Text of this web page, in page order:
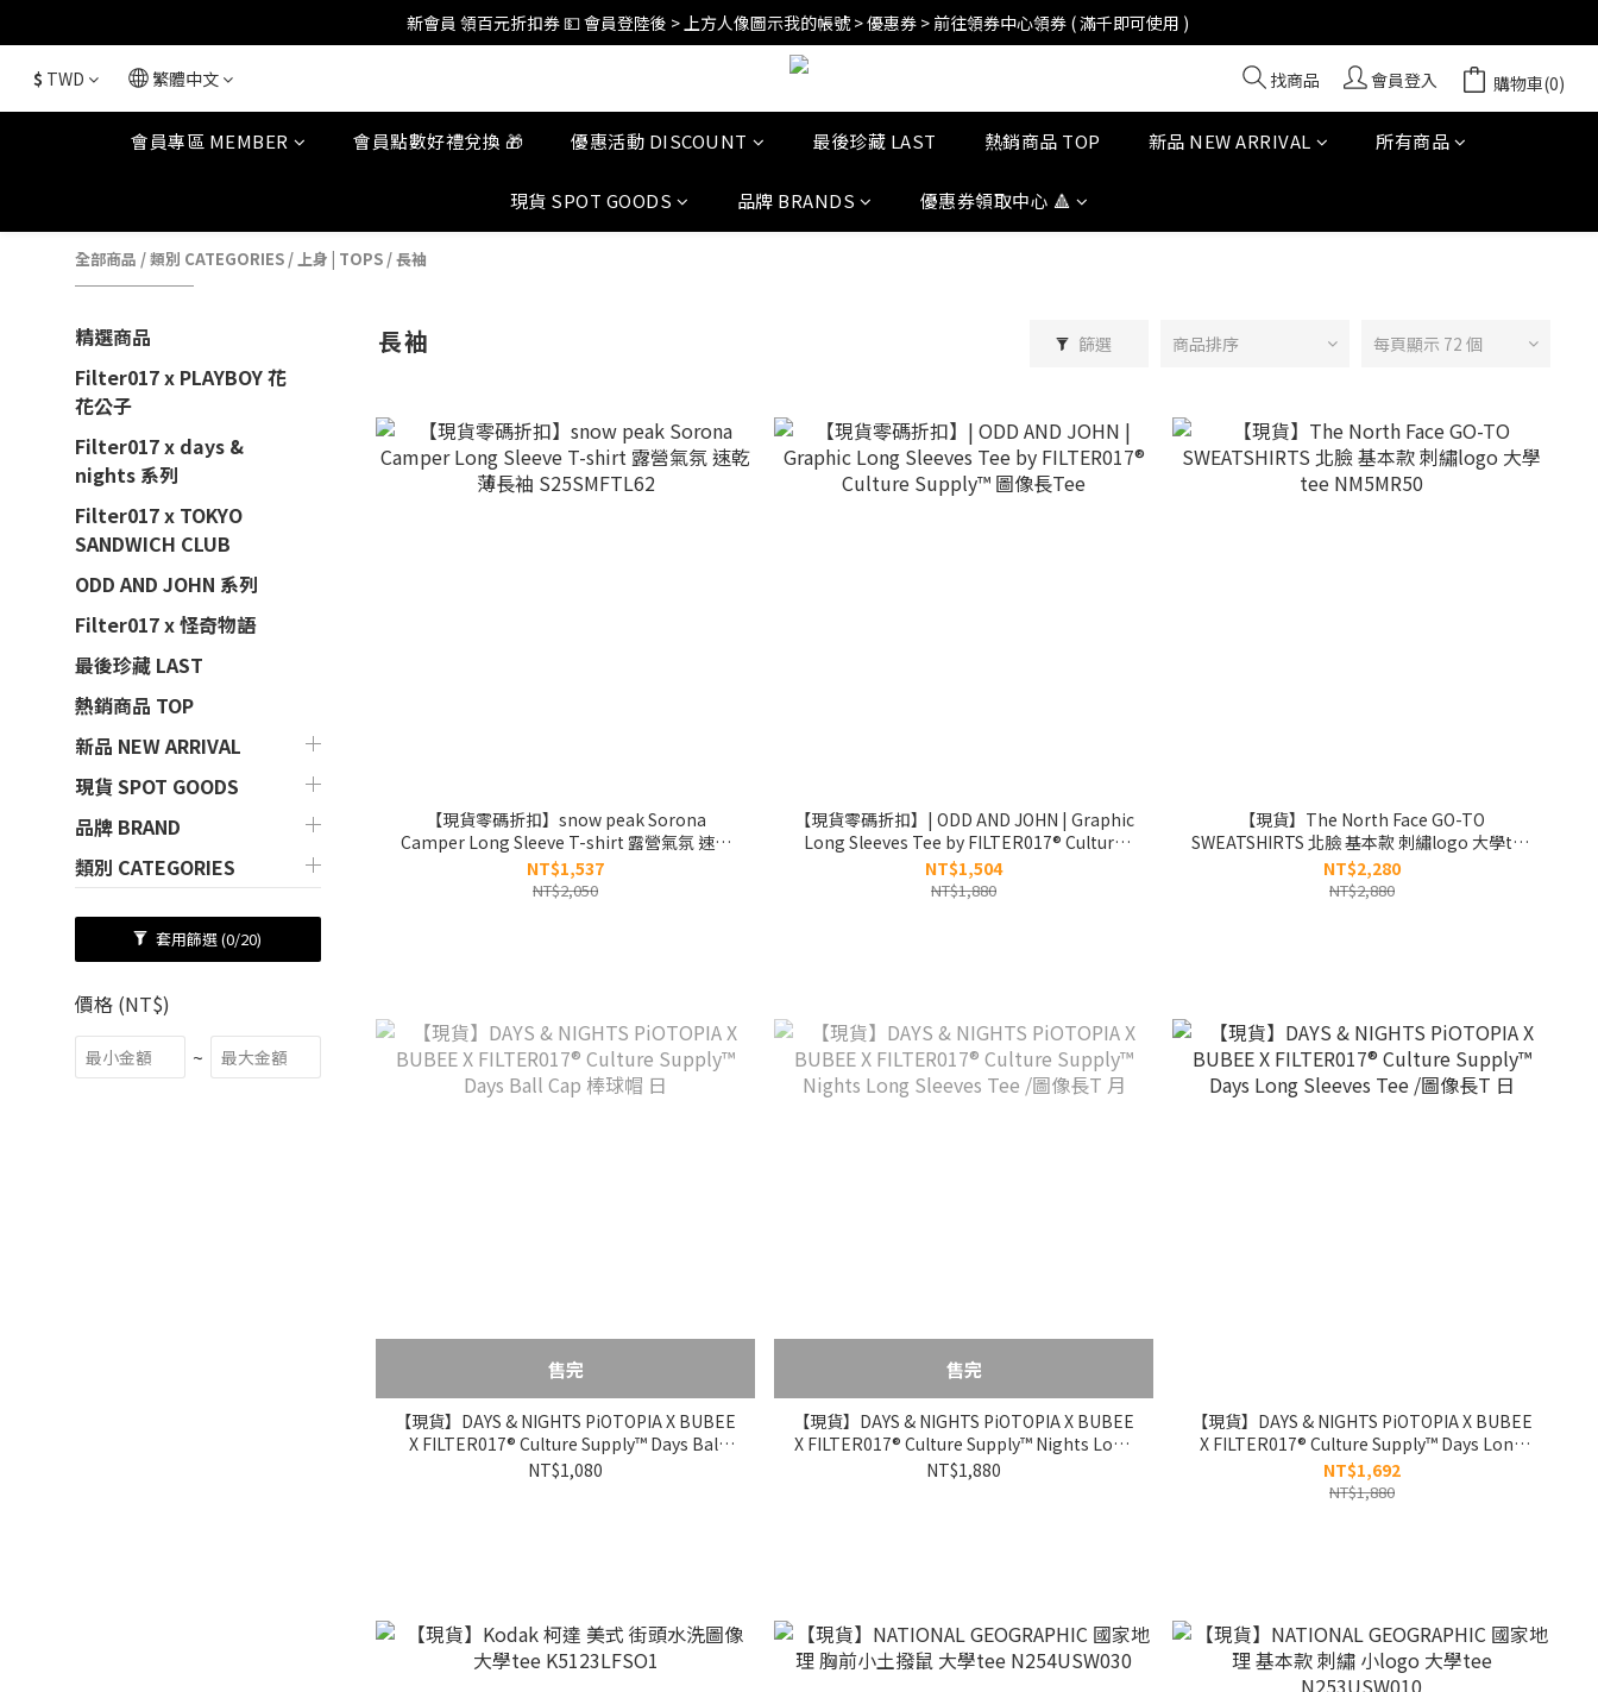
訂單折扣後滿$2500超商免運;$4000宅配免運 🚚
訂單折扣後滿$2500超商免運;$4000宅配免運 🚚
$ TWD 繁體中文 找商品 會員登入 購物車(0)
會員專區 MEMBER 會員點數好禮兌換 🎁 優惠活動 DISCOUNT 最後珍藏 LAST 熱銷商品 TOP 新品 NEW ARRIVAL 所有商品
現貨 SPOT GOODS 品牌 BRANDS 優惠券領取中心 🔺
全部商品 /類別 CATEGORIES /上身 | TOPS /長袖
精選商品
Filter017 x PLAYBOY 花
花公子
Filter017 x days &
nights 系列
Filter017 x TOKYO
SANDWICH CLUB
ODD AND JOHN 系列
Filter017 x 怪奇物語
最後珍藏 LAST
熱銷商品 TOP
新品 NEW ARRIVAL
現貨 SPOT GOODS
品牌 BRAND
類別 CATEGORIES
套用篩選(0/20)
價格 (NT$)
~
長袖 篩選 商品排序 每頁顯示 72 個
【現貨零碼折扣】snow peak Sorona
Camper Long Sleeve T-shirt 露營氣氛 速乾
薄長袖 S25SMFTL62
NT$1,537
NT$2,050
【現貨零碼折扣】| ODD AND JOHN | Graphic
Long Sleeves Tee by FILTER017® Culture
Supply™ 圖像長Tee
NT$1,504
NT$1,880
【現貨】The North Face GO-TO
SWEATSHIRTS 北臉 基本款 刺繡logo 大學tee
NM5MR50
NT$2,280
NT$2,880
售完
【現貨】DAYS & NIGHTS PiOTOPIA X BUBEE
X FILTER017® Culture Supply™ Days Ball
Cap 棒球帽 日
NT$1,080
售完
【現貨】DAYS & NIGHTS PiOTOPIA X BUBEE
X FILTER017® Culture Supply™ Nights Long
Sleeves Tee /圖像長T 月
NT$1,880
【現貨】DAYS & NIGHTS PiOTOPIA X BUBEE
X FILTER017® Culture Supply™ Days Long
Sleeves Tee /圖像長T 日
NT$1,692
NT$1,880